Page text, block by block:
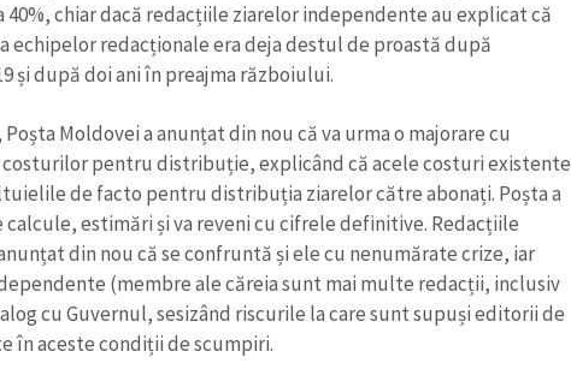
chiar dacă redacțiile ziarelor independente au explicat că
echipelor redacționale era deja destul de proastă după
și după doi ani în preajma războiului.
Moldovei a anunțat din nou că va urma o majorare cu
costurilor pentru distribuție, explicând că acele costuri existente
de facto pentru distribuția ziarelor către abonați. Poșta a
calcule, estimări și va reveni cu cifrele definitive. Redacțiile
din nou că se confruntă și ele cu nenumărate crize, iar
(membre ale căreia sunt mai multe redacții, inclusiv
cu Guvernul, sesizând riscurile la care sunt supuși editorii de
în aceste condiții de scumpiri.